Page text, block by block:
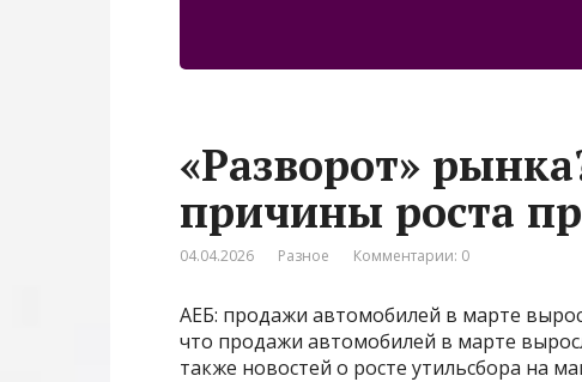
«Разворот»
причины роста
04.04.2026 Разное Комментарии: 0
АЕБ: продажи автомобилей в марте
что продажи автомобилей в марте
также новостей о росте утильсбора на